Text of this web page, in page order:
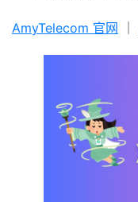
AmyTelecom 官网